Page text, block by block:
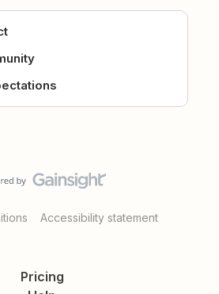
Accessibility statement
Pricing